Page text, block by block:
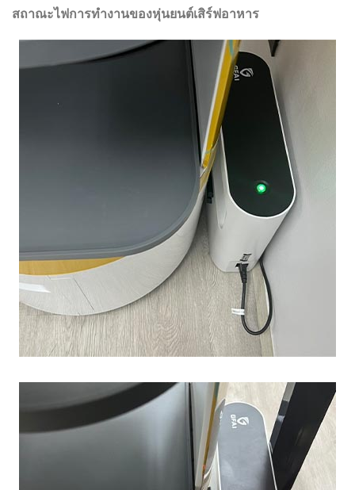
สถาณะไฟการทำงานของหุ่นยนต์เสิร์ฟอาหาร